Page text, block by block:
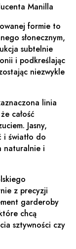
Manilla
formie to
słonecznym,
subtelnie
i podkreślając
niezwykle
linia
całość
Jasny,
światło do
naturalnie i
z precyzji
garderoby
chcą
sztywności czy